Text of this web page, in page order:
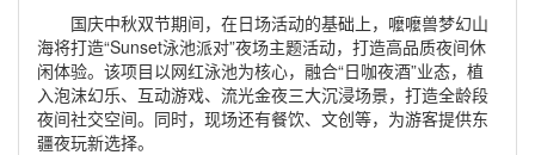
国庆中秋双节期间，在日场活动的基础上，嚒嚒兽梦幻山
海将打造“Sunset泳池派对”夜场主题活动，打造高品质夜间休
闲体验。该项目以网红泳池为核心，融合“日咖夜酒”业态，植
入泡沫幻乐、互动游戏、流光金夜三大沉浸场景，打造全龄段
夜间社交空间。同时，现场还有餐饮、文创等，为游客提供东
疆夜玩新选择。